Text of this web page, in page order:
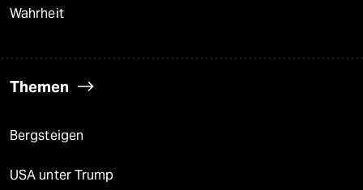
Wahrheit
Themen
Bergsteigen
USA unter Trump